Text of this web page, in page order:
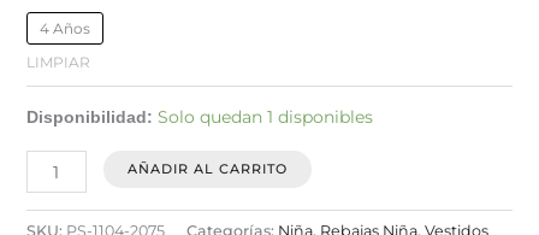
4 Años
LIMPIAR
Disponibilidad: Solo quedan 1 disponibles
AÑADIR AL CARRITO
SKU: PS-1104-2075 Categorías: Niña, Rebajas Niña, Vestidos